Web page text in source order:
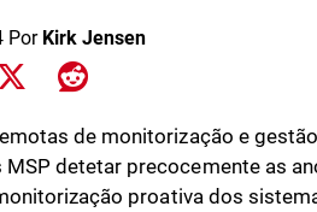
Por Kirk Jensen
on Facebook
Share on XShare on Reddit
de monitorização e
detetar precocemente as
proativa dos